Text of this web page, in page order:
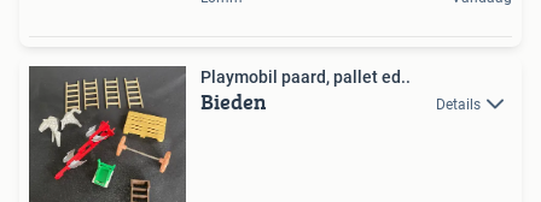
Playmobil paard, pallet ed..
Bieden Details